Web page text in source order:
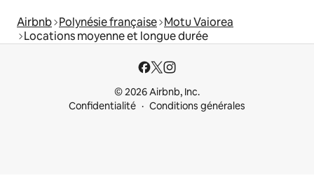
Airbnb Polynésie française Motu Vaiorea
Locations moyenne et longue durée
© 2026 Airbnb, Inc.
Confidentialité
Conditions générales